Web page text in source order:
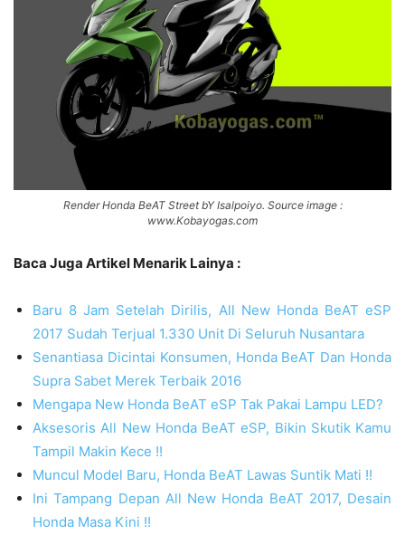
Render Honda BeAT Street bY Isalpoiyo. Source image :
www.Kobayogas.com
Baca Juga Artikel Menarik Lainya :
Baru 8 Jam Setelah Dirilis, All New Honda BeAT eSP
2017 Sudah Terjual 1.330 Unit Di Seluruh Nusantara
Senantiasa Dicintai Konsumen, Honda BeAT Dan Honda
Supra Sabet Merek Terbaik 2016
Mengapa New Honda BeAT eSP Tak Pakai Lampu LED?
Aksesoris All New Honda BeAT eSP, Bikin Skutik Kamu
Tampil Makin Kece !!
Muncul Model Baru, Honda BeAT Lawas Suntik Mati !!
Ini Tampang Depan All New Honda BeAT 2017, Desain
Honda Masa Kini !!